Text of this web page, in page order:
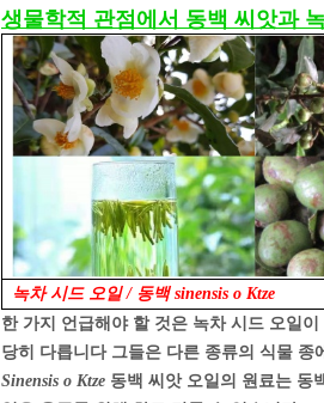
생물학적 관점에서 동백 씨앗과
녹차 시드 오일 / 동백 sinensis o Ktze
한 가지 언급해야 할 것은 녹차 시드 오일
당히 다릅니다 그들은 다른 종류의 식물 종
Sinensis o Ktze 동백 씨앗 오일의 원료는 동